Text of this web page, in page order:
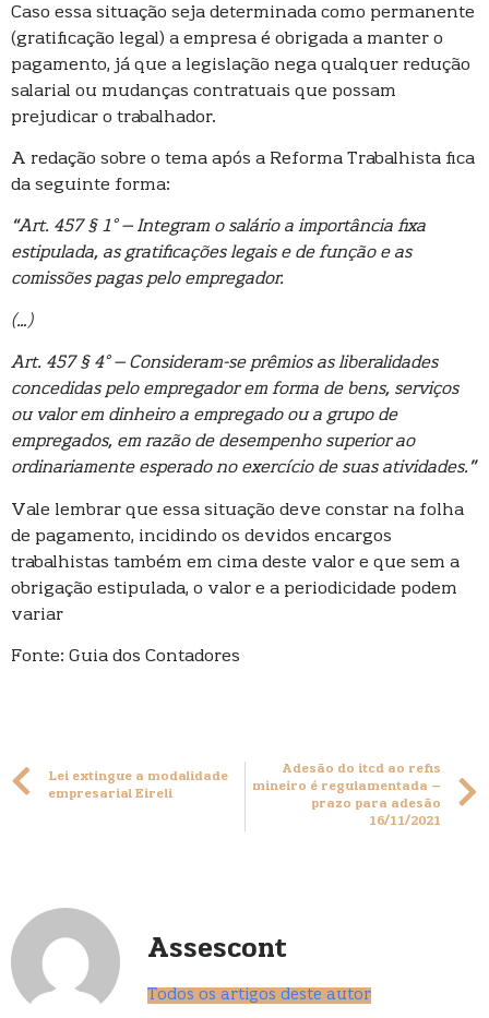
Caso essa situação seja determinada como permanente
(gratificação legal) a empresa é obrigada a manter o
pagamento, já que a legislação nega qualquer redução
salarial ou mudanças contratuais que possam
prejudicar o trabalhador.
A redação sobre o tema após a Reforma Trabalhista fica
da seguinte forma:
“Art. 457 § 1° – Integram o salário a importância fixa
estipulada, as gratificações legais e de função e as
comissões pagas pelo empregador.
(…)
Art. 457 § 4° – Consideram-se prêmios as liberalidades
concedidas pelo empregador em forma de bens, serviços
ou valor em dinheiro a empregado ou a grupo de
empregados, em razão de desempenho superior ao
ordinariamente esperado no exercício de suas atividades.”
Vale lembrar que essa situação deve constar na folha
de pagamento, incidindo os devidos encargos
trabalhistas também em cima deste valor e que sem a
obrigação estipulada, o valor e a periodicidade podem
variar
Fonte: Guia dos Contadores
Lei extingue a modalidade
empresarial Eireli
Adesão do itcd ao refis
mineiro é regulamentada –
prazo para adesão
16/11/2021
Assescont
Todos os artigos deste autor